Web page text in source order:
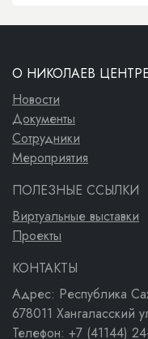
О НИКОЛАЕВ ЦЕНТРЕ
Новости
Документы
Сотрудники
Мероприятия
ПОЛЕЗНЫЕ ССЫЛКИ
Виртуальные выставки
Проекты
КОНТАКТЫ
Адрес: Республика
678011 Хангаласский
Телефон: +7 (41144)